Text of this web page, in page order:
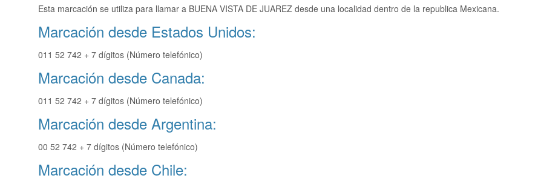
Esta marcación se utiliza para llamar a BUENA VISTA DE JUAREZ desde una localidad dentro de la republica Mexicana.
Marcación desde Estados Unidos:
011 52 742 + 7 dígitos (Número telefónico)
Marcación desde Canada:
011 52 742 + 7 dígitos (Número telefónico)
Marcación desde Argentina:
00 52 742 + 7 dígitos (Número telefónico)
Marcación desde Chile: